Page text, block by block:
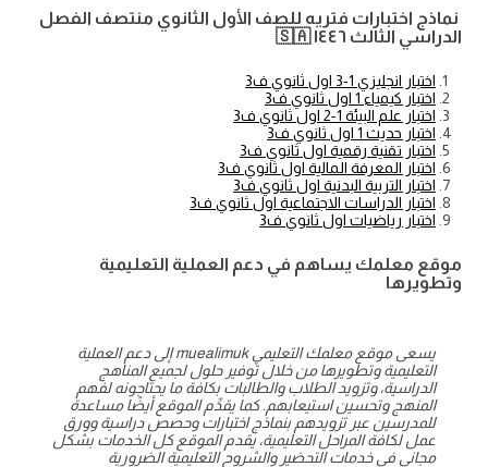
نماذج اختبارات فتريه للصف الأول الثانوي منتصف الفصل
الدراسي الثالث ١٤٤٦ 🇸🇦
اختبار انجليزي 1-3 اول ثانوي ف3
اختبار كيمياء 1 اول ثانوي ف3
اختبار علم البيئة 1-2 اول ثانوي ف3
اختبار حديث 1 اول ثانوي ف3
اختبار تقنية رقمية اول ثانوي ف3
اختبار المعرفة المالية اول ثانوي ف3
اختبار التربية البدنية اول ثانوي ف3
اختبار الدراسات الاجتماعية اول ثانوي ف3
اختبار رياضيات اول ثانوي ف3
موقع معلمك يساهم في دعم العملية التعليمية
وتطويرها
يسعى موقع معلمك التعليمي muealimuk إلى دعم العملية
التعليمية وتطويرها من خلال توفير حلول لجميع المناهج
الدراسية، وتزويد الطلاب والطالبات بكافة ما يحتاجونه لفهم
المنهج وتحسين استيعابهم. كما يقدِّم الموقع أيضًا مساعدة
للمدرسين عبر تزويدهم بنماذج اختبارات وحصص دراسية وورق
عمل لكافة المراحل التعليمية، يقدم الموقع كل الخدمات بشكل
مجاني في خدمات التحضير والشروح التعليمية الضرورية